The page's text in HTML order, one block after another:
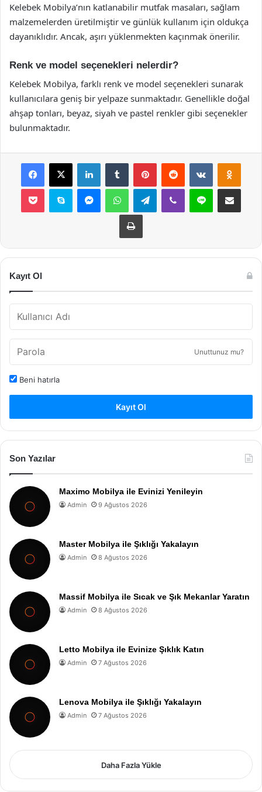
Kelebek Mobilya’nın katlanabilir mutfak masaları, sağlam
malzemelerden üretilmiştir ve günlük kullanım için oldukça
dayanıklıdır. Ancak, aşırı yüklenmekten kaçınmak önerilir.
Renk ve model seçenekleri nelerdir?
Kelebek Mobilya, farklı renk ve model seçenekleri sunarak
kullanıcılara geniş bir yelpaze sunmaktadır. Genellikle doğal
ahşap tonları, beyaz, siyah ve pastel renkler gibi seçenekler
bulunmaktadır.
Facebook
X LinkedInTumblr PinterestReddit VKontakte
Pocket Skype MessengerWhatsAppTelegramViber Line E-Posta ile
Yazdır
Kayıt Ol
Unuttunuz mu?
Beni hatırla
Kayıt Ol
Son Yazılar
Maximo Mobilya ile Evinizi Yenileyin
Admin 9 Ağustos 2026
Master Mobilya ile Şıklığı Yakalayın
Admin 8 Ağustos 2026
Massif Mobilya ile Sıcak ve Şık Mekanlar Yaratın
Admin 8 Ağustos 2026
Letto Mobilya ile Evinize Şıklık Katın
Admin 7 Ağustos 2026
Lenova Mobilya ile Şıklığı Yakalayın
Admin 7 Ağustos 2026
Daha Fazla Yükle